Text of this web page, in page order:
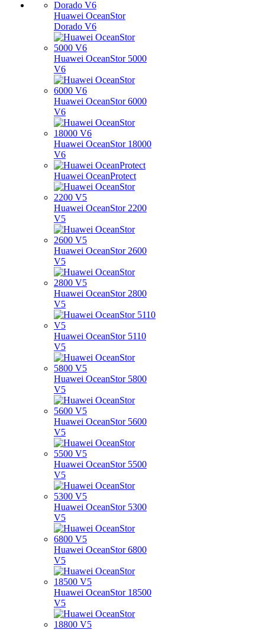
Huawei OceanStor
Dorado V6
Huawei OceanStor 5000
V6
Huawei OceanStor 6000
V6
Huawei OceanStor 18000
V6
Huawei OceanProtect
Huawei OceanStor 2200
V5
Huawei OceanStor 2600
V5
Huawei OceanStor 2800
V5
Huawei OceanStor 5110
V5
Huawei OceanStor 5800
V5
Huawei OceanStor 5600
V5
Huawei OceanStor 5500
V5
Huawei OceanStor 5300
V5
Huawei OceanStor 6800
V5
Huawei OceanStor 18500
V5